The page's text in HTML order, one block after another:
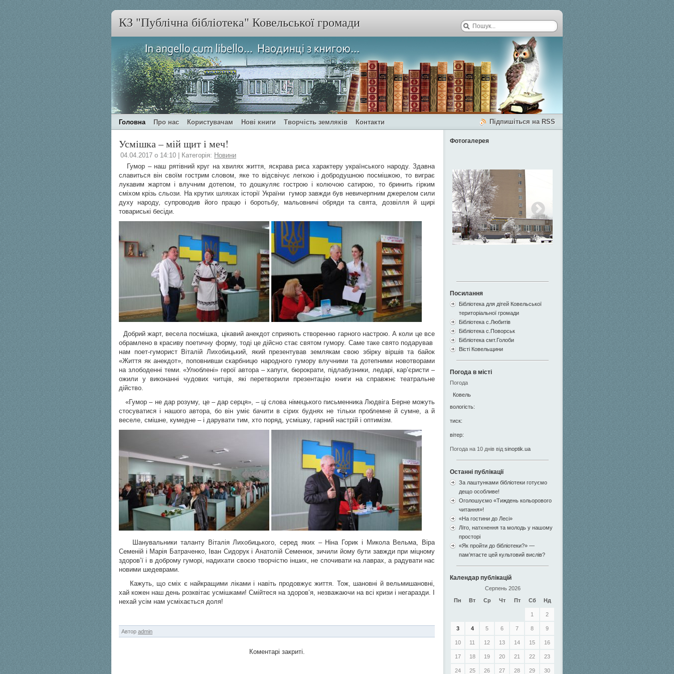
КЗ "Публічна бібліотека" Ковельської громади
Головна Про нас Користувачам Нові книги Творчість земляків Контакти Підпишіться на RSS
Усмішка – мій щит і меч!
04.04.2017 о 14:10 | Категорія: Новини
Гумор – наш рятівний круг на хвилях життя, яскрава риса характеру українського народу. Здавна
славиться він своїм гострим словом, яке то відсвічує легкою і добродушною посмішкою, то виграє
лукавим жартом і влучним дотепом, то дошкуляє гострою і колючою сатирою, то бринить гірким
сміхом крізь сльози. На крутих шляхах історії України гумор завжди був невичерпним джерелом сили
духу народу, супроводив його працю і боротьбу, мальовничі обряди та свята, дозвілля й щирі
товариські бесіди.
Добрий жарт, весела посмішка, цікавий анекдот сприяють створенню гарного настрою. А коли це все
обрамлено в красиву поетичну форму, тоді це дійсно стає святом гумору. Саме таке свято подарував
нам поет-гуморист Віталій Лихобицький, який презентував землякам свою збірку віршів та байок
«Життя як анекдот», поповнивши скарбницю народного гумору влучними та дотепними новотворами
на злободенні теми. «Улюблені» герої автора – хапуги, бюрократи, підлабузники, ледарі, кар’єристи –
ожили у виконанні чудових читців, які перетворили презентацію книги на справжнє театральне
дійство.
«Гумор – не дар розуму, це – дар серця», – ці слова німецького письменника Людвіга Берне можуть
стосуватися і нашого автора, бо він уміє бачити в сірих буднях не тільки проблемне й сумне, а й
веселе, смішне, кумедне – і дарувати тим, хто поряд, усмішку, гарний настрій і оптимізм.
Шанувальники таланту Віталія Лихобицького, серед яких – Ніна Горик і Микола Вельма, Віра
Семеній і Марія Батраченко, Іван Сидорук і Анатолій Семенюк, зичили йому бути завжди при міцному
здоров’ї і в доброму гуморі, надихати своєю творчістю інших, не спочивати на лаврах, а радувати нас
новими шедеврами.
Кажуть, що сміх є найкращими ліками і навіть продовжує життя. Тож, шановні й вельмишановні,
хай кожен наш день розквітає усмішками! Смійтеся на здоров’я, незважаючи на всі кризи і негаразди. І
нехай усім нам усміхається доля!
Автор admin
Коментарі закриті.
Фотогалерея
Посилання
Бібліотека для дітей Ковельської
територіальної громади
Бібліотека с.Любитів
Бібліотека с.Поворськ
Бібліотека смт.Голоби
Вісті Ковельщини
Погода в місті
Погода
Ковель
вологість:
тиск:
вітер:
Погода на 10 днів від sinoptik.ua
Останні публікації
За лаштунками бібліотеки готуємо
дещо особливе!
Оголошуємо «Тиждень кольорового
читання»!
«На гостини до Лесі»
Літо, натхнення та молодь у нашому
просторі
«Як пройти до бібліотеки?» —
пам’ятаєте цей культовий вислів?
Календар публікацій
Серпень 2026
Пн
Вт Ср Чт Пт Сб Нд
1 2
3 4 5 6 7 8 9
10 11 12 13 14 15 16
17 18 19 20 21 22 23
24 25 26 27 28 29 30